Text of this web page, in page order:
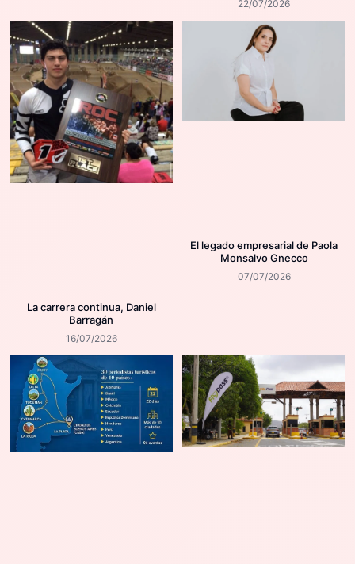
22/07/2026
La carrera continua, Daniel
Barragán
16/07/2026
El legado empresarial de Paola
Monsalvo Gnecco
07/07/2026